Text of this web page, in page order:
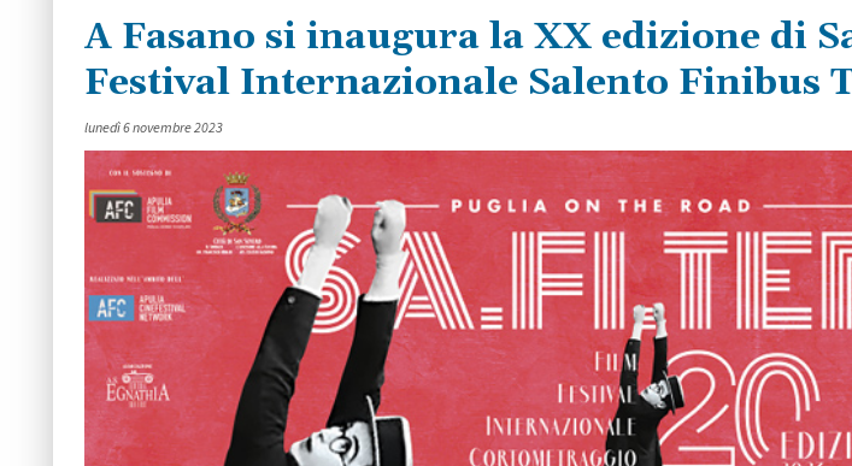
A Fasano si inaugura la XX edizione di
Festival Internazionale Salento Finibus
lunedì 6 novembre 2023